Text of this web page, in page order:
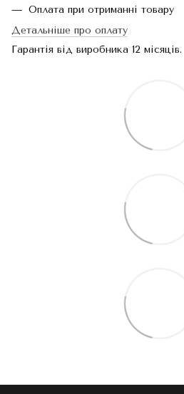
Оплата при отриманні товару
Детальніше про оплату
Гарантія від виробника 12 місяців.